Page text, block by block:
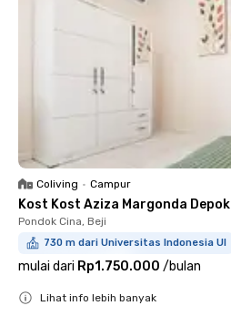
Coliving • Campur
Kost Kost Aziza Margonda Depok
Pondok Cina, Beji
730 m dari Universitas Indonesia UI
mulai dari Rp1.750.000 /bulan
Lihat info lebih banyak